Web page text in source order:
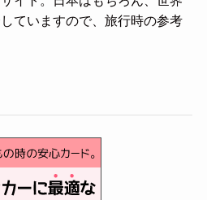
ていますので、旅行時の参考